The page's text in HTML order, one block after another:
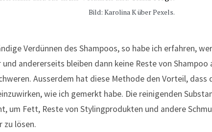
Bild: Karolina K über Pexels.
Verdünnen des Shampoos, so habe ich erfahren,
andererseits bleiben dann keine Reste von
Ausserdem hat diese Methode den Vorteil, dass
wie ich gemerkt habe. Die reinigenden
um Fett, Reste von Stylingprodukten und andere
zu lösen.